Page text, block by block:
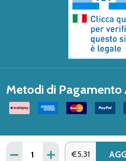
Quantità:
DIMINUISCI QUANTITÀ DI
AUMENTA
€5,31
Metodi di Pagamento